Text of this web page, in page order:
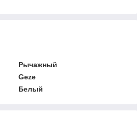
Рычажный
Geze
Белый